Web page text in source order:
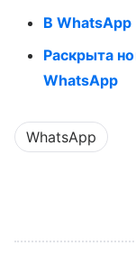
В
Раскрыта
WhatsApp
WhatsApp